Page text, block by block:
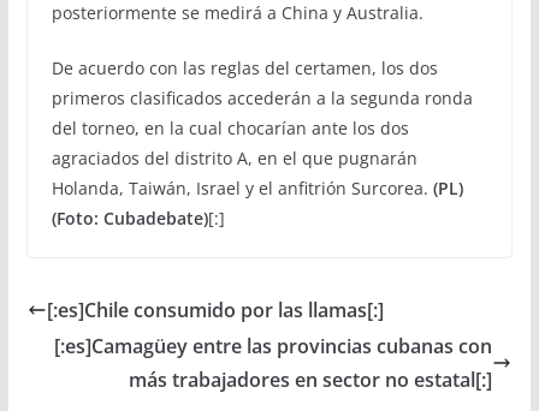
posteriormente se medirá a China y Australia.
De acuerdo con las reglas del certamen, los dos
primeros clasificados accederán a la segunda ronda
del torneo, en la cual chocarían ante los dos
agraciados del distrito A, en el que pugnarán
Holanda, Taiwán, Israel y el anfitrión Surcorea. (PL)
(Foto: Cubadebate)[:]
[:es]Chile consumido por las llamas[:]
[:es]Camagüey entre las provincias cubanas con
más trabajadores en sector no estatal[:]